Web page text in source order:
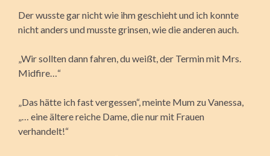
Der wusste gar nicht wie ihm geschieht und ich konnte
nicht anders und musste grinsen, wie die anderen auch.
„Wir sollten dann fahren, du weißt, der Termin mit Mrs.
Midfire…“
„Das hätte ich fast vergessen“, meinte Mum zu Vanessa,
„… eine ältere reiche Dame, die nur mit Frauen
verhandelt!“